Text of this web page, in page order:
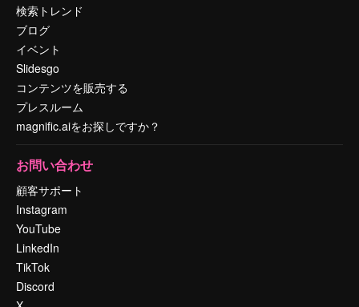
検索トレンド
ブログ
イベント
Slidesgo
コンテンツを販売する
プレスルーム
magnific.aiをお探しですか？
お問い合わせ
顧客サポート
Instagram
YouTube
LinkedIn
TikTok
Discord